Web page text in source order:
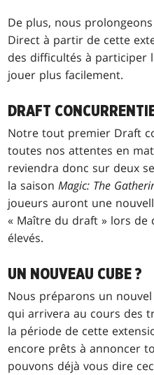
De plus, nous
Direct à partir de cette
des difficultés à participer
jouer plus facilement.
DRAFT
Notre tout premier Draft
toutes nos attentes en
reviendra donc sur deux
la saisonMagic: The
joueurs auront une
« Maître du draft » lors de
élevés.
UN NOUVEAU CUBE ?
Nous préparons un
qui arrivera au cours des
la période de cette
encore prêts à annoncer
pouvons déjà vous dire